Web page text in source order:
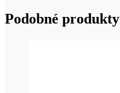
Podobné produkty